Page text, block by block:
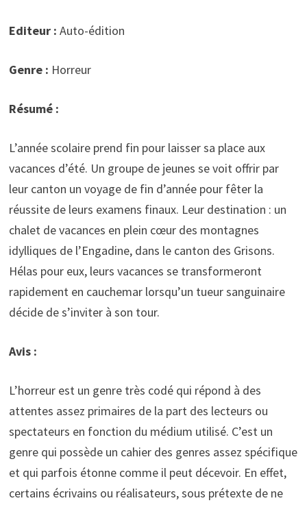
Editeur : Auto-édition
Genre : Horreur
Résumé :
L’année scolaire prend fin pour laisser sa place aux
vacances d’été. Un groupe de jeunes se voit offrir par
leur canton un voyage de fin d’année pour fêter la
réussite de leurs examens finaux. Leur destination : un
chalet de vacances en plein cœur des montagnes
idylliques de l’Engadine, dans le canton des Grisons.
Hélas pour eux, leurs vacances se transformeront
rapidement en cauchemar lorsqu’un tueur sanguinaire
décide de s’inviter à son tour.
Avis :
L’horreur est un genre très codé qui répond à des
attentes assez primaires de la part des lecteurs ou
spectateurs en fonction du médium utilisé. C’est un
genre qui possède un cahier des genres assez spécifique
et qui parfois étonne comme il peut décevoir. En effet,
certains écrivains ou réalisateurs, sous prétexte de ne